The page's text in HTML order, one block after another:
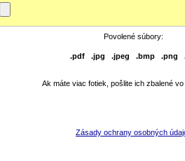
Povolené súbory:
.pdf .jpg .jpeg .bmp .png
Ak máte viac fotiek, pošlite ich zbalené vo
Zásady ochrany osobných